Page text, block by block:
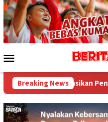
Loncat
ke
konten
Mobile
Breaking News
Penggantian Petugas